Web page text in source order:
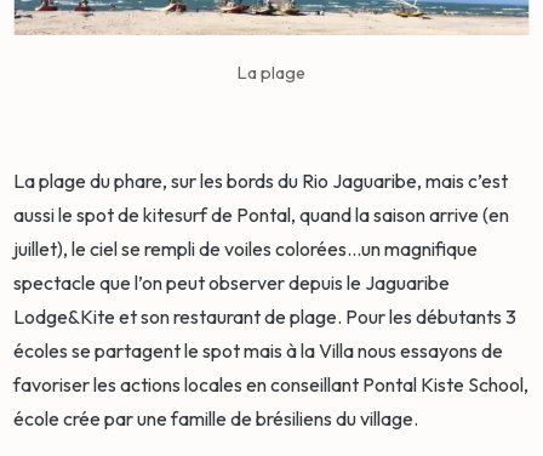
La plage
La plage du phare, sur les bords du Rio Jaguaribe, mais c’est
aussi le spot de kitesurf de Pontal, quand la saison arrive (en
juillet), le ciel se rempli de voiles colorées…un magnifique
spectacle que l’on peut observer depuis le Jaguaribe
Lodge&Kite et son restaurant de plage. Pour les débutants 3
écoles se partagent le spot mais à la Villa nous essayons de
favoriser les actions locales en conseillant Pontal Kiste School,
école crée par une famille de brésiliens du village.